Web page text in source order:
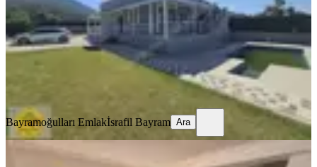
3+1· 850 m²· 27.07.2026
14.000.000 ₺
İsrafil Bayram
Bayramoğulları Emlakİsrafil Bayram Ara
Novuss Gayrimenkul\\kaynaklar